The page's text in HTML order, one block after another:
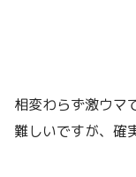
相変わらず激ウマ
難しいですが、確